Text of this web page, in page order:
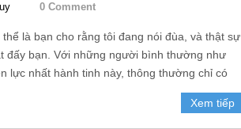
0 Comment
là bạn cho rằng tôi đang nói đùa, và thật sự
đấy bạn. Với những người bình thường như
lực nhất hành tinh này, thông thường chỉ có
Xem tiếp